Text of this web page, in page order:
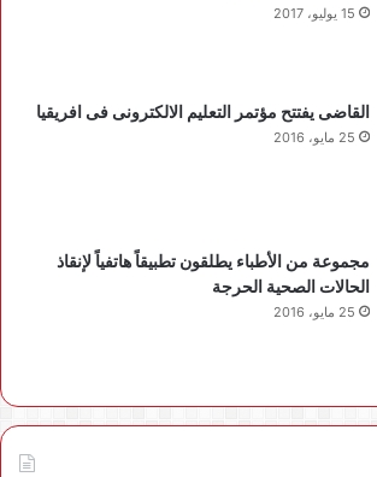
15 يوليو، 2017
القاضى يفتتح مؤتمر التعليم الالكترونى فى افريقيا
25 مايو، 2016
مجموعة من الأطباء يطلقون تطبيقاً هاتفياً لإنقاذ
الحالات الصحية الحرجة
25 مايو، 2016